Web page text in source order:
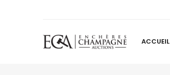
ACCUEIL